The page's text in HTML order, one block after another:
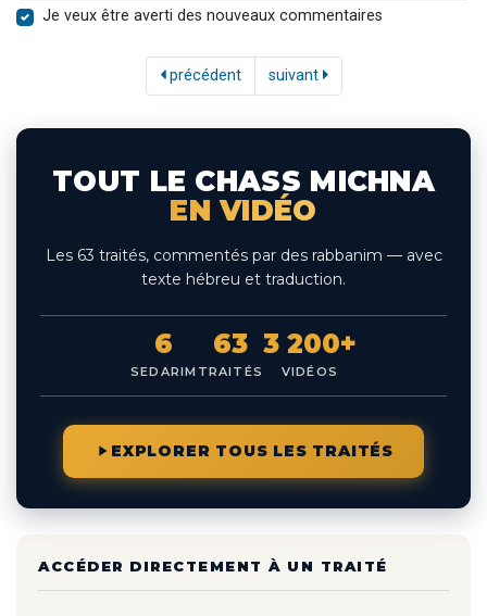
Je veux être averti des nouveaux commentaires
précédent suivant
TOUT LE CHASS MICHNA
EN VIDÉO
Les 63 traités, commentés par des rabbanim — avec
texte hébreu et traduction.
6
SEDARIM
63
TRAITÉS
3 200+
VIDÉOS
EXPLORER TOUS LES TRAITÉS
ACCÉDER DIRECTEMENT À UN TRAITÉ